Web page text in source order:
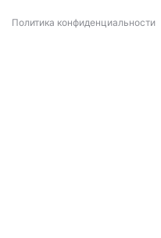
Политика конфиденциальности